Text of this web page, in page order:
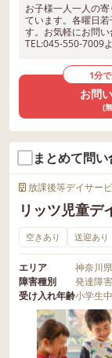
お子様一人一人の
ています。各曜日
す。お気軽にお問い
TEL:045-550-7009
1分
お問
(
まとめて問
放課後等デイサー
リッツ児童デ
空きあり 送迎あり
エリア 神奈川県
障害種別
発達障害
受け入れ年齢小学生